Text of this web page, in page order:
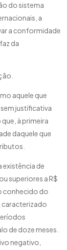
do sistema
a
a conformidade
da
aquele que
justificativa
à primeira
daquele que
existência de
superiores a R$
conhecido do
caracterizado
de doze meses.
negativo,